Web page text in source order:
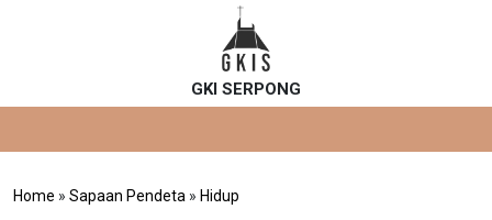
GKI SERPONG
Home » Sapaan Pendeta » Hidup